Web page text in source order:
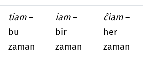
tiam–
bu
zaman
iam–
bir
zaman
ĉiam–
her
zaman